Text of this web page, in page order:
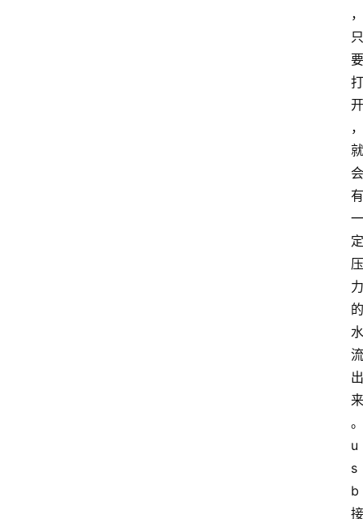
，
只
要
打
开
，
就
会
有
一
定
压
力
的
水
流
出
来
。
u
s
b
接